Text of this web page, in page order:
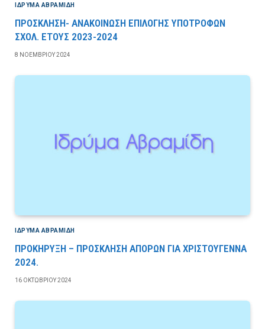
ΙΔΡΎΜΑ ΑΒΡΑΜΊΔΗ
ΠΡΟΣΚΛΗΣΗ- ΑΝΑΚΟΙΝΩΣΗ ΕΠΙΛΟΓΗΣ ΥΠΟΤΡΟΦΩΝ
ΣΧΟΛ. ΕΤΟΥΣ 2023-2024
8 ΝΟΕΜΒΡΊΟΥ 2024
ΙΔΡΎΜΑ ΑΒΡΑΜΊΔΗ
ΠΡΟΚΗΡΥΞΗ – ΠΡΟΣΚΛΗΣΗ ΑΠΟΡΩΝ ΓΙΑ ΧΡΙΣΤΟΥΓΕΝΝΑ
2024.
16 ΟΚΤΩΒΡΊΟΥ 2024